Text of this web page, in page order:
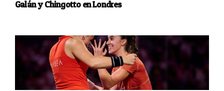
Galán y Chingotto en Londres